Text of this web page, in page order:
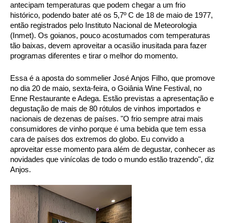
antecipam temperaturas que podem chegar a um frio
histórico, podendo bater até os 5,7º C de 18 de maio de 1977,
então registrados pelo Instituto Nacional de Meteorologia
(Inmet). Os goianos, pouco acostumados com temperaturas
tão baixas, devem aproveitar a ocasião inusitada para fazer
programas diferentes e tirar o melhor do momento.
Essa é a aposta do sommelier José Anjos Filho, que promove
no dia 20 de maio, sexta-feira, o Goiânia Wine Festival, no
Enne Restaurante e Adega. Estão previstas a apresentação e
degustação de mais de 80 rótulos de vinhos importados e
nacionais de dezenas de países. "O frio sempre atrai mais
consumidores de vinho porque é uma bebida que tem essa
cara de países dos extremos do globo. Eu convido a
aproveitar esse momento para além de degustar, conhecer as
novidades que vinícolas de todo o mundo estão trazendo", diz
Anjos.